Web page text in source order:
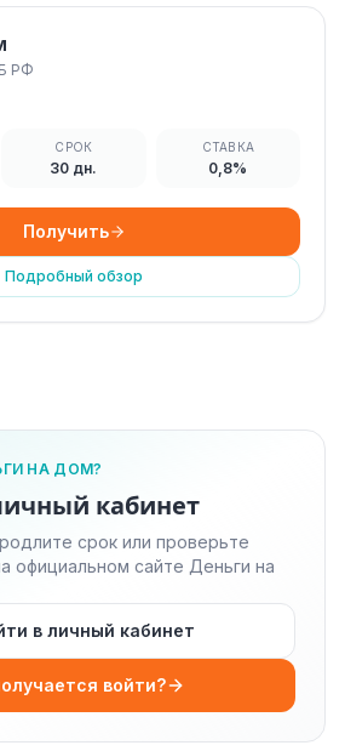
РФ
СРОК
30 дн.
СТАВКА
0,8%
Получить
Подробный обзор
НА ДОМ?
кабинет
срок или проверьте
официальном сайте Деньги на
в личный кабинет
войти?